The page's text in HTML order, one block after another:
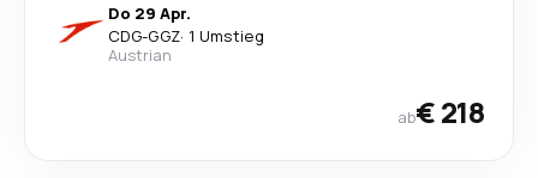
Do 29 Apr.
CDG-GGZ· 1 Umstieg
Austrian
ab€ 218